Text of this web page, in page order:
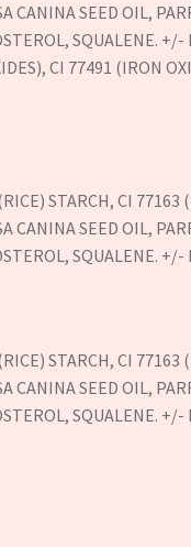
CANINA SEED OIL,
SQUALENE.
CI 77491 (IRON
STARCH, CI
CANINA SEED OIL,
SQUALENE.
STARCH, CI
CANINA SEED OIL,
SQUALENE.